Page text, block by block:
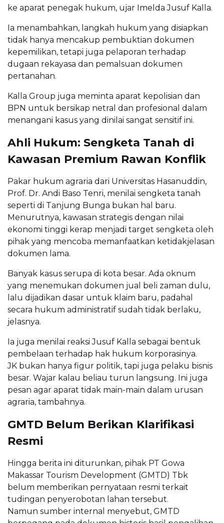
ke aparat penegak hukum, ujar Imelda Jusuf Kalla.
Ia menambahkan, langkah hukum yang disiapkan
tidak hanya mencakup pembuktian dokumen
kepemilikan, tetapi juga pelaporan terhadap
dugaan rekayasa dan pemalsuan dokumen
pertanahan.
Kalla Group juga meminta aparat kepolisian dan
BPN untuk bersikap netral dan profesional dalam
menangani kasus yang dinilai sangat sensitif ini.
Ahli Hukum: Sengketa Tanah di
Kawasan Premium Rawan Konflik
Pakar hukum agraria dari Universitas Hasanuddin,
Prof. Dr. Andi Baso Tenri, menilai sengketa tanah
seperti di Tanjung Bunga bukan hal baru.
Menurutnya, kawasan strategis dengan nilai
ekonomi tinggi kerap menjadi target sengketa oleh
pihak yang mencoba memanfaatkan ketidakjelasan
dokumen lama.
Banyak kasus serupa di kota besar. Ada oknum
yang menemukan dokumen jual beli zaman dulu,
lalu dijadikan dasar untuk klaim baru, padahal
secara hukum administratif sudah tidak berlaku,
jelasnya.
Ia juga menilai reaksi Jusuf Kalla sebagai bentuk
pembelaan terhadap hak hukum korporasinya.
JK bukan hanya figur politik, tapi juga pelaku bisnis
besar. Wajar kalau beliau turun langsung. Ini juga
pesan agar aparat tidak main-main dalam urusan
agraria, tambahnya.
GMTD Belum Berikan Klarifikasi
Resmi
Hingga berita ini diturunkan, pihak PT Gowa
Makassar Tourism Development (GMTD) Tbk
belum memberikan pernyataan resmi terkait
tudingan penyerobotan lahan tersebut.
Namun sumber internal menyebut, GMTD